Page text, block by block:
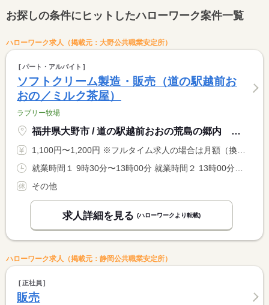
お探しの条件にヒットしたハローワーク案件一覧
ハローワーク求人（掲載元：大野公共職業安定所）
パート・アルバイト
ソフトクリーム製造・販売（道の駅越前お
おの／ミルク茶屋）
ラブリー牧場
福井県大野市 / 道の駅越前おおの荒島の郷内 ラブリー牧場みるくの郷
1,100円〜1,200円 ※フルタイム求人の場合は月額（換算額）、パート求人の場合は時間額を表示しています。
就業時間１ 9時30分〜13時00分 就業時間２ 13時00分〜18時00分 就業時間に関する特記事項 （１）（２）の何れかで計３名募集します <BR> （高校生は夏休み期間以外は土日の勤務になります）
その他
求人詳細を見る (ハローワークより転載)
ハローワーク求人（掲載元：静岡公共職業安定所）
正社員
販売